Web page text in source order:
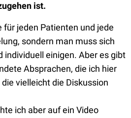
ist.
für jeden Patienten und jede
sondern man muss sich
individuell einigen. Aber es gibt
Absprachen, die ich hier
vielleicht die Diskussion
ich aber auf ein Video